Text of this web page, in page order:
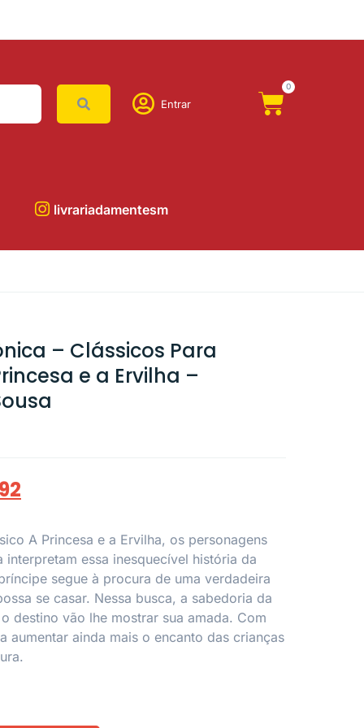
Entrar
0
livrariadamentesm
– Clássicos Para
e a Ervilha –
A Princesa e a Ervilha, os personagens
interpretam essa inesquecível história da
segue à procura de uma verdadeira
se casar. Nessa busca, a sabedoria da
destino vão lhe mostrar sua amada. Com
aumentar ainda mais o encanto das crianças